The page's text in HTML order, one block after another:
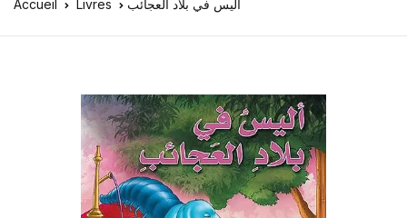
Accueil Livres أليس في بلاد العجائب